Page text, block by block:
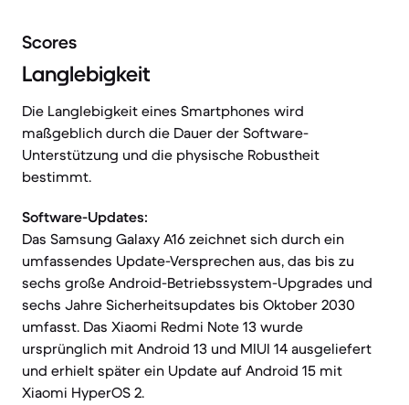
Scores
Langlebigkeit
Die Langlebigkeit eines Smartphones wird
maßgeblich durch die Dauer der Software-
Unterstützung und die physische Robustheit
bestimmt.
Software-Updates:
Das Samsung Galaxy A16 zeichnet sich durch ein
umfassendes Update-Versprechen aus, das bis zu
sechs große Android-Betriebssystem-Upgrades und
sechs Jahre Sicherheitsupdates bis Oktober 2030
umfasst. Das Xiaomi Redmi Note 13 wurde
ursprünglich mit Android 13 und MIUI 14 ausgeliefert
und erhielt später ein Update auf Android 15 mit
Xiaomi HyperOS 2.